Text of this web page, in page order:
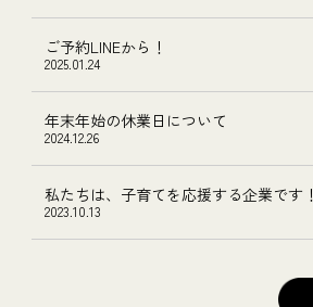
ご予約LINEから！
2025.01.24
年末年始の休業日について
2024.12.26
私たちは、子育てを応援する企業です！
2023.10.13